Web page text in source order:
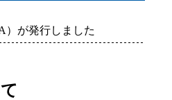
）が発行しました